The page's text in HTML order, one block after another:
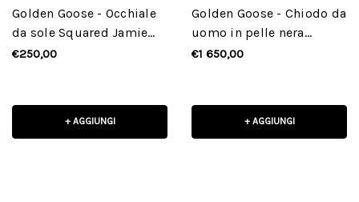
Golden Goose - Occhiale
da sole Squared Jamie
con montatura Havana
€250,00
+ AGGIUNGI
Golden Goose - Chiodo da
uomo in pelle nera
dall'effetto lucido
€1 650,00
+ AGGIUNGI